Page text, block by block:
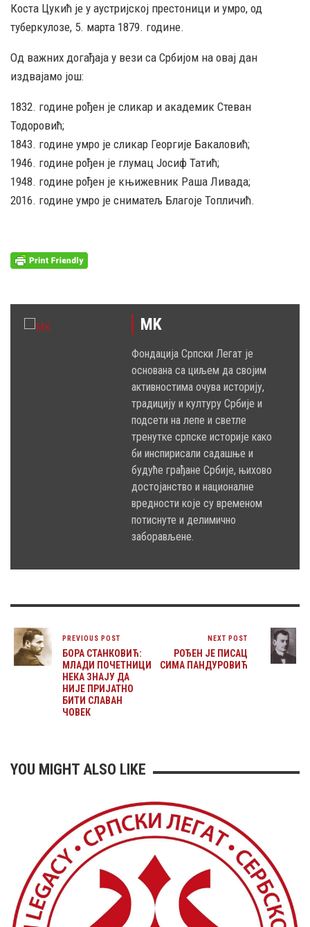
Коста Цукић је у аустријској престоници и умро, од
туберкулозе, 5. марта 1879. године.
Од важних догађаја у вези са Србијом на овај дан
издвајамо још:
1832. године рођен је сликар и академик Стеван
Тодоровић;
1843. године умро је сликар Георгије Бакаловић;
1946. године рођен је глумац Јосиф Татић;
1948. године рођен је књижевник Раша Ливада;
2016. године умро је сниматељ Благоје Топличић.
MK
Фондација Српски Легат је
основана са циљем да својим
активностима очува историју,
традицију и културу Србије и
подсети на лепе и светле
тренутке српске историје како
би инспирисали садашње и
будуће грађане Србије, њихово
достојанство и националне
вредности које су временом
потиснуте и делимично
заборављене.
PREVIOUS POST
БОРА СТАНКОВИЋ:
МЛАДИ ПОЧЕТНИЦИ
НЕКА ЗНАЈУ ДА
НИЈЕ ПРИЈАТНО
БИТИ СЛАВАН
ЧОВЕК
NEXT POST
РОЂЕН ЈЕ ПИСАЦ
СИМА ПАНДУРОВИЋ
YOU MIGHT ALSO LIKE